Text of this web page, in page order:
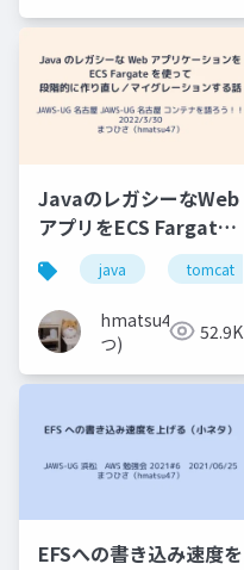
JavaのレガシーなWeb
アプリをECS Fargate
を使って段階的に作り
直し／マイグレーショ
ンする話
java tomcat
hmatsu47(ま
つ)
52.9K
EFSへの書き込み速度を